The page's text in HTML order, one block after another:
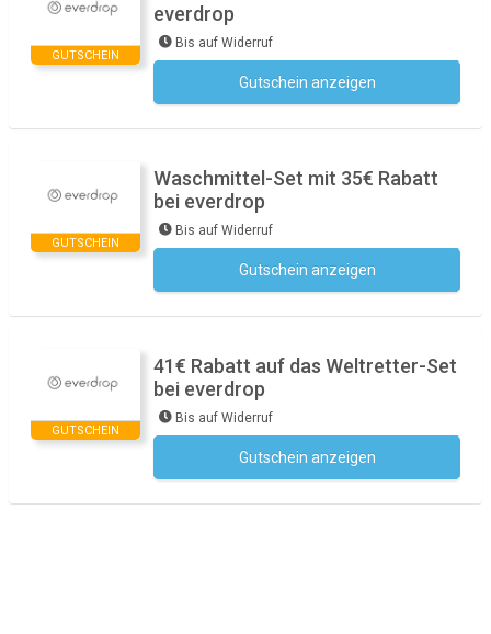
GUTSCHEIN
everdrop
Bis auf Widerruf
Gutschein anzeigen
GUTSCHEIN
Waschmittel-Set mit 35€ Rabatt
bei everdrop
Bis auf Widerruf
Gutschein anzeigen
GUTSCHEIN
41€ Rabatt auf das Weltretter-Set
bei everdrop
Bis auf Widerruf
Gutschein anzeigen